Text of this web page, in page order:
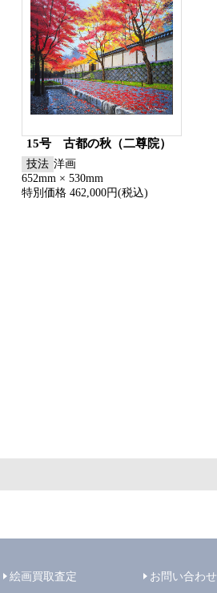
15号 古都の秋（二尊院）
技法 洋画
652mm × 530mm
特別価格 462,000円(税込)
絵画買取査定 お問い合わせ